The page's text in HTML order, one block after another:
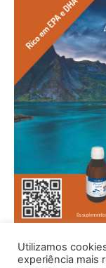
Utilizamos
experiência mais